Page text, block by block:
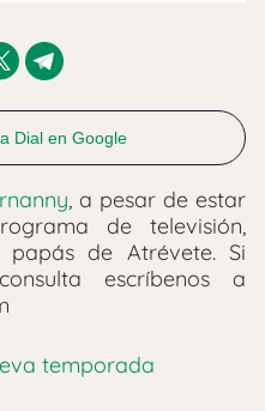
Dial en Google
, a pesar de estar
de televisión,
de Atrévete. Si
escríbenos a
temporada